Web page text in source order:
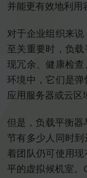
并能更有效地利用
对于企业组织来
至关重要时，负
现冗余、健康检
环境中，它们是
应用服务器或云区
但是，负载平衡器
节有多少人同时
着团队仍可使用
平的虚拟候机室。